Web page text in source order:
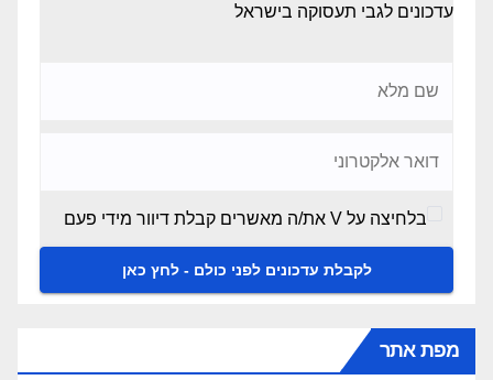
עדכונים לגבי תעסוקה בישראל
בלחיצה על V את/ה מאשרים קבלת דיוור מידי פעם
מפת אתר